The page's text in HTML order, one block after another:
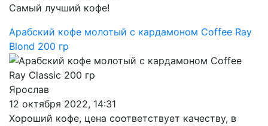
Самый лучший кофе!
Арабский кофе молотый с кардамоном Coffee Ray
Blond 200 гр
Ярослав
12 октября 2022, 14:31
Хороший кофе, цена соответствует качеству, в